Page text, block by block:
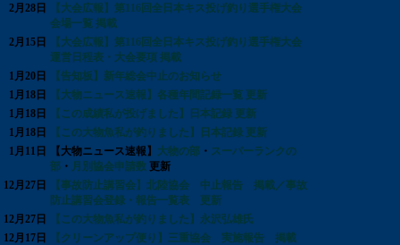
2月28日
【大会広報】第116回全日本キス投げ釣り選手権大会
会場一覧 掲載
2月15日
【大会広報】第116回全日本キス投げ釣り選手権大会
運営日程表・大会要項 掲載
1月20日
【告知板】新年総会中止のお知らせ
1月18日
【大物ニュース速報】各種年間記録一覧 更新
1月18日
【この成績私が投げました】日本記録 更新
1月18日
【この大物魚私が釣りました】日本記録 更新
1月11日
【大物ニュース速報】 大物の部 ・ スーパーランクの
部 ・ 月別協会申請数 更新
12月27日
【事故防止講習会】北陸協会 中止報告 掲載／事故
防止講習会登録・報告一覧表 更新
12月27日
【この大物魚私が釣りました】永沢弘雄氏
12月17日
【クリーンアップ便り】三重協会 実施報告 掲載